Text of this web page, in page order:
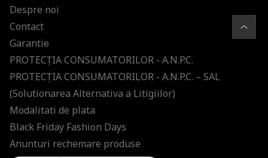
Despre noi
Contact
Garantie
PROTECŢIA CONSUMATORILOR - A.N.P.C.
PROTECŢIA CONSUMATORILOR - A.N.P.C. – SAL
(Solutionarea Alternativa a Litigiilor)
Modalitati de plata
Black Friday Fashion Days
Anunturi rechemare produse